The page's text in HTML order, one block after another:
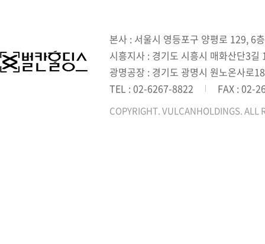
본사 : 서울시 영등포구 양평로 129, 6층
시흥지사 : 경기도 시흥시 매화산단3
광명공장 : 경기도 광명시 원노온사로18
TEL : 02-6267-8822
FAX : 02-
COPYRIGHT. VULCANHOLDINGS. ALL